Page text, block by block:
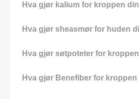
Hva gjør kalium for kroppen
Hva gjør sheasmør for huden
Hva gjør søtpoteter for
Hva gjør Benefiber for kroppen